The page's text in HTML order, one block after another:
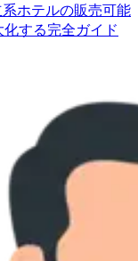
ホテルの販売可能
する完全ガイド